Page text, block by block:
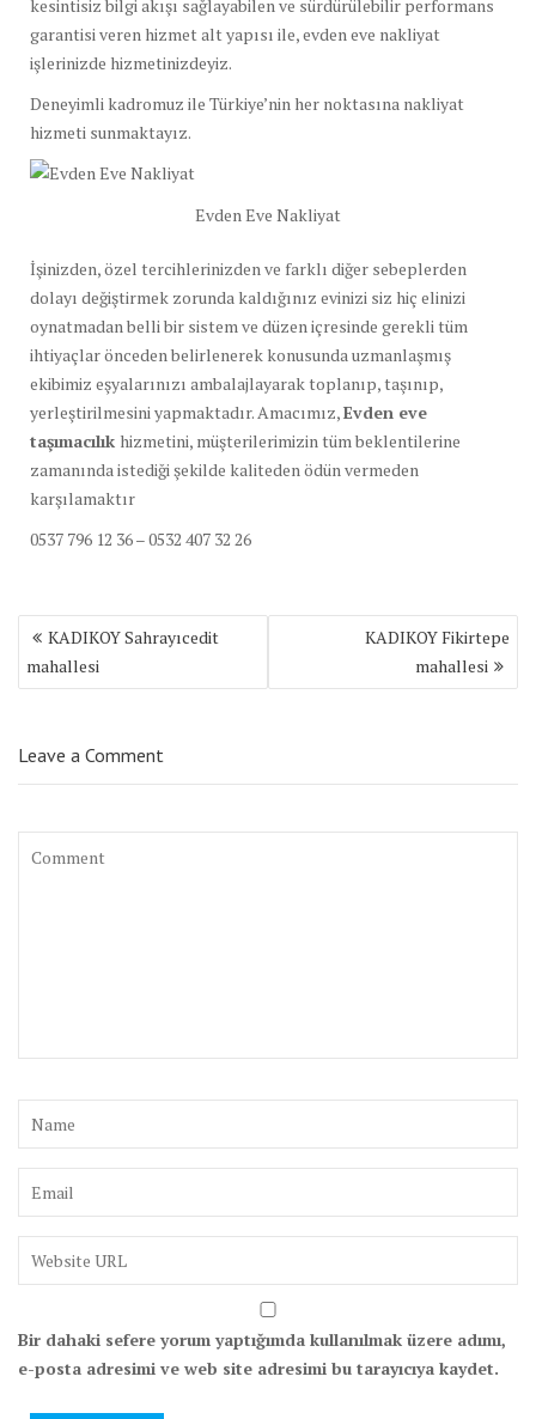
kesintisiz bilgi akışı sağlayabilen ve sürdürülebilir performans
garantisi veren hizmet alt yapısı ile, evden eve nakliyat
işlerinizde hizmetinizdeyiz.
Deneyimli kadromuz ile Türkiye’nin her noktasına nakliyat
hizmeti sunmaktayız.
Evden Eve Nakliyat
İşinizden, özel tercihlerinizden ve farklı diğer sebeplerden
dolayı değiştirmek zorunda kaldığınız evinizi siz hiç elinizi
oynatmadan belli bir sistem ve düzen içresinde gerekli tüm
ihtiyaçlar önceden belirlenerek konusunda uzmanlaşmış
ekibimiz eşyalarınızı ambalajlayarak toplanıp, taşınıp,
yerleştirilmesini yapmaktadır. Amacımız,Evden eve
taşımacılık hizmetini, müşterilerimizin tüm beklentilerine
zamanında istediği şekilde kaliteden ödün vermeden
karşılamaktır
0537 796 12 36 – 0532 407 32 26
Yazı
dolaşımı
KADIKOY Sahrayıcedit
mahallesi
KADIKOY Fikirtepe
mahallesi
Leave a Comment
Bir dahaki sefere yorum yaptığımda kullanılmak üzere adımı,
e-posta adresimi ve web site adresimi bu tarayıcıya kaydet.